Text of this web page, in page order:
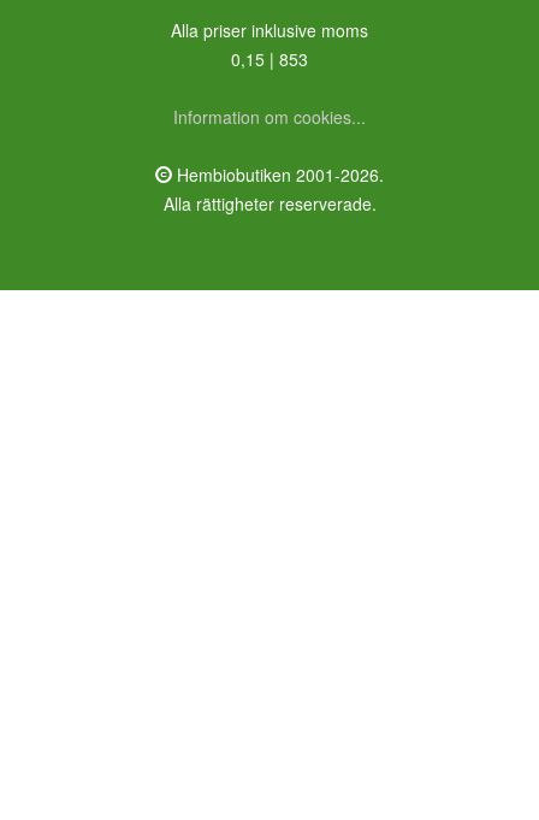
Alla priser inklusive moms
0,15 | 853
Information om cookies...
Hembiobutiken 2001-2026.
Alla rättigheter reserverade.